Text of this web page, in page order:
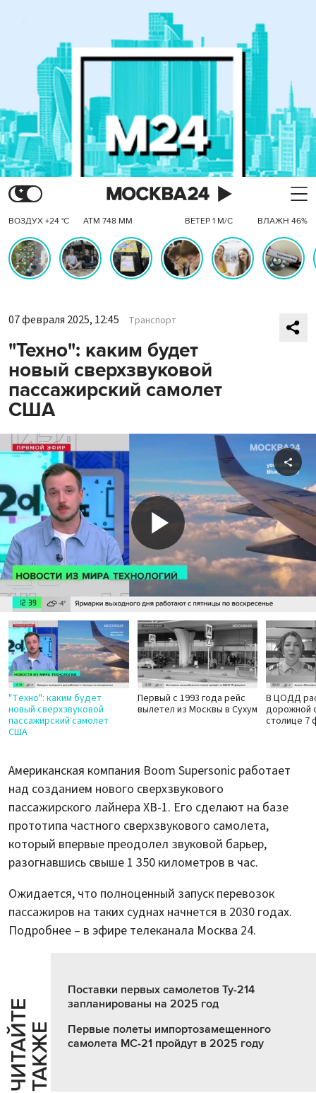
ВОЗДУХ +24 °C АТМ 748 ММ ВЕТЕР 1 М/С ВЛАЖН 46%
07 февраля 2025, 12:45 Транспорт
"Техно": каким будет
новый сверхзвуковой
пассажирский самолет
США
Play
Video
"Техно": каким будет
новый сверхзвуковой
пассажирский самолет
США
Первый с 1993 года рейс
вылетел из Москвы в Сухум
В ЦОДД
дорожной
столице 7
Американская компания Boom Supersonic работает
над созданием нового сверхзвукового
пассажирского лайнера ХВ-1. Его сделают на базе
прототипа частного сверхзвукового самолета,
который впервые преодолел звуковой барьер,
разогнавшись свыше 1 350 километров в час.
Ожидается, что полноценный запуск перевозок
пассажиров на таких суднах начнется в 2030 годах.
Подробнее – в эфире телеканала Москва 24.
Ч
И
Т
АЙ
Т
Е
Т
А
К
ЖЕ
Поставки первых самолетов Ту-214
запланированы на 2025 год
Первые полеты импортозамещенного
самолета МС-21 пройдут в 2025 году